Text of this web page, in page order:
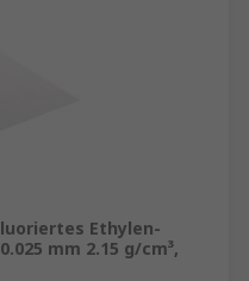
Ethylen-
mm 2.15 g/cm³,